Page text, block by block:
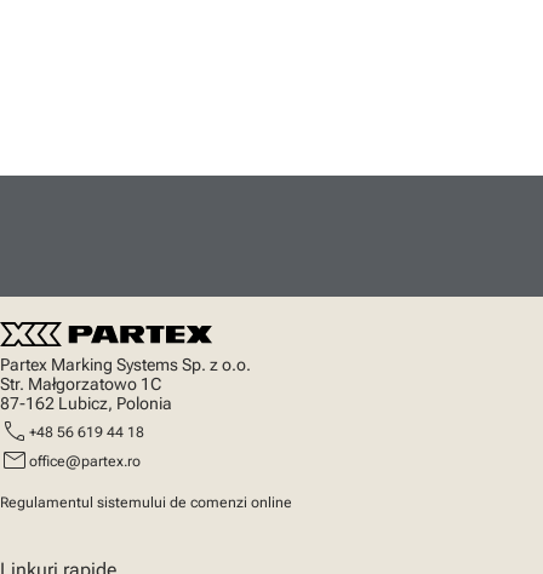
Partex Marking Systems Sp. z o.o.
Str. Małgorzatowo 1C
87-162 Lubicz, Polonia
call +48 56 619 44 18
mail office@partex.ro
Regulamentul sistemului de comenzi online